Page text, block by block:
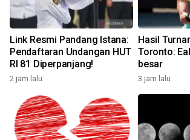
Link Resmi Pandang Istana:
Pendaftaran Undangan HUT
RI 81 Diperpanjang!
2 jam lalu
Hasil
Toronto:
besar
3 jam lalu